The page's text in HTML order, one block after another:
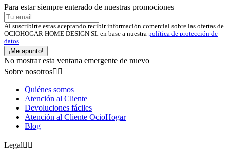
Para estar siempre enterado de nuestras promociones
Al suscribirte estas aceptando recibir información comercial sobre las ofertas de
OCIOHOGAR HOME DESIGN SL en base a nuestra política de protección de
datos
¡Me apunto!
No mostrar esta ventana emergente de nuevo
Sobre nosotros 
Quiénes somos
Atención al Cliente
Devoluciones fáciles
Atención al Cliente OcioHogar
Blog
Legal 